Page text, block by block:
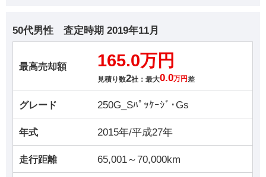
50代男性 査定時期 2019年11月
最高売却額 165.0万円
見積り数2社：最大0.0万円 差
グレード 250G_Sﾊﾟｯｹｰｼﾞ･Gs
年式 2015年/平成27年
走行距離 65,001～70,000km